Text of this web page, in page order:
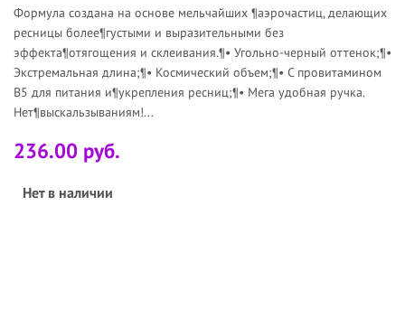
Формула создана на основе мельчайших ¶аэрочастиц, делающих
ресницы более¶густыми и выразительными без
эффекта¶отягощения и склеивания.¶• Угольно-черный оттенок;¶•
Экстремальная длина;¶• Космический объем;¶• С провитамином
В5 для питания и¶укрепления ресниц;¶• Мега удобная ручка.
Нет¶выскальзываниям!...
236.00 руб.
Нет в наличии